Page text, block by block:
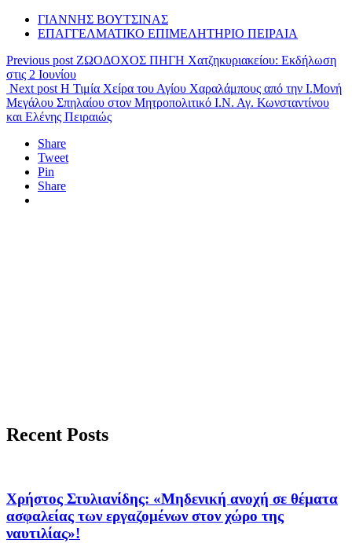
ΓΙΑΝΝΗΣ ΒΟΥΤΣΙΝΑΣ
ΕΠΑΓΓΕΛΜΑΤΙΚΟ ΕΠΙΜΕΛΗΤΗΡΙΟ ΠΕΙΡΑΙΑ
Previous post ΖΩΟΔΟΧΟΣ ΠΗΓΗ Χατζηκυριακείου: Εκδήλωση
στις 2 Ιουνίου
Next post Η Τιμία Χείρα του Αγίου Χαραλάμπους από την Ι.Μονή
Μεγάλου Σπηλαίου στον Μητροπολιτικό Ι.Ν. Αγ. Κωνσταντίνου
και Ελένης Πειραιώς
Share
Tweet
Pin
Share
Recent Posts
Χρήστος Στυλιανίδης: «Μηδενική ανοχή σε θέματα
ασφαλείας των εργαζομένων στον χώρο της
ναυτιλίας»!